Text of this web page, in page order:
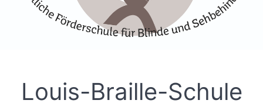
Louis-Braille-Schule